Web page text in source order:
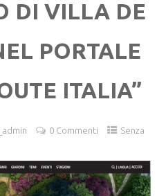
DI VILLA DE
PORTALE
ITALIA”
0 Commenti
Senza